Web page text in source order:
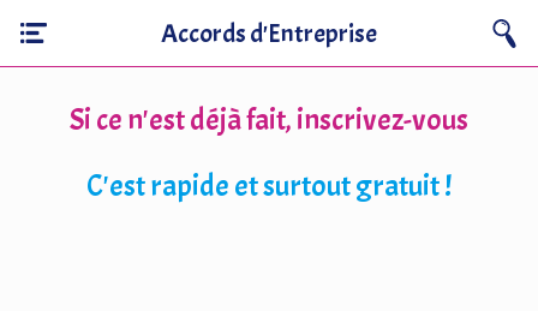
Accords d'Entreprise
Si ce n'est déjà fait, inscrivez-vous
C'est rapide et surtout gratuit !